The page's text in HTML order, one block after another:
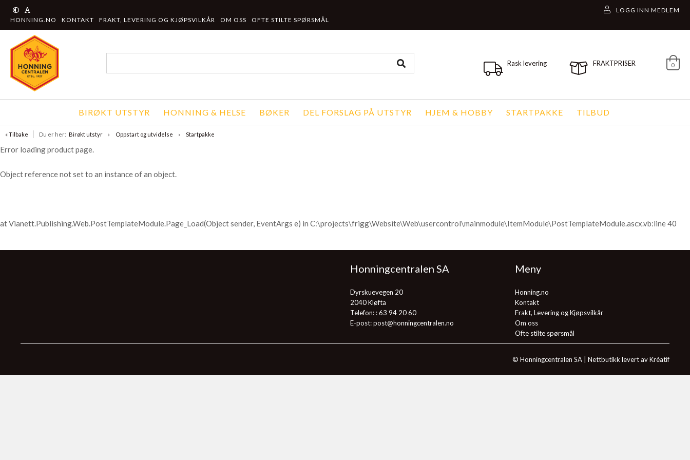
HONNING.NO KONTAKT FRAKT, LEVERING OG KJØPSVILKÅR OM OSS OFTE STILTE SPØRSMÅL
Rask levering FRAKTPRISER 0
BIRØKT UTSTYR HONNING & HELSE BØKER DEL FORSLAG PÅ UTSTYR HJEM & HOBBY STARTPAKKE TILBUD
« Tilbake Du er her: Birøkt utstyr Oppstart og utvidelse Startpakke
Error loading product page.
Object reference not set to an instance of an object.
at Vianett.Publishing.Web.PostTemplateModule.Page_Load(Object sender, EventArgs e) in C:\projects\frigg\Website\Web\usercontrol\mainmodule\ItemModule\PostTemplateModule.ascx.vb:line 40
Honningcentralen SA
Dyrskuevegen 20
2040 Kløfta
Telefon: :63 94 20 60
E-post:post@honningcentralen.no
Meny
Honning.no
Kontakt
Frakt, Levering og Kjøpsvilkår
Om oss
Ofte stilte spørsmål
© Honningcentralen SA | Nettbutikk levert av Kréatif